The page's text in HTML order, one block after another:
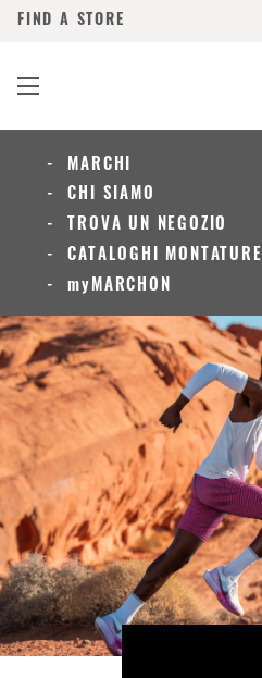
FIND A STORE
MARCHI
CHI SIAMO
TROVA UN NEGOZIO
CATALOGHI MONTATURE
myMARCHON